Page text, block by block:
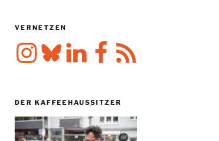
VERNETZEN
InstagramBlueskyLinkedIn FacebookRSS-
Feed
DER KAFFEEHAUSSITZER